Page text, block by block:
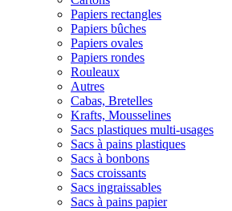
Papiers rectangles
Papiers bûches
Papiers ovales
Papiers rondes
Rouleaux
Autres
Cabas, Bretelles
Krafts, Mousselines
Sacs plastiques multi-usages
Sacs à pains plastiques
Sacs à bonbons
Sacs croissants
Sacs ingraissables
Sacs à pains papier